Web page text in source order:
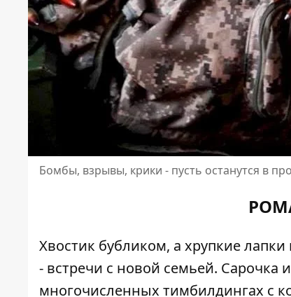
Бомбы, взрывы, крики - пусть останутся в
Хвостик бубликом, а хрупкие
- встречи с новой семьей. Сарочка
многочисленных тимбилдингах с